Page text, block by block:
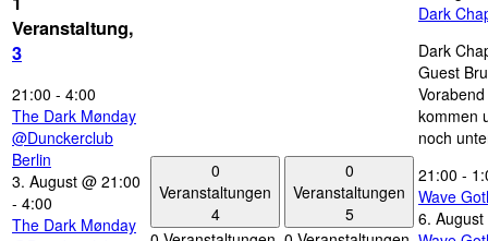
Veranstaltung,
3
21:00 - 4:00
The Dark Mønday
@Dunckerclub
Berlin
3. August @ 21:00
- 4:00
The Dark Mønday
0
Veranstaltungen
4
0
Veranstaltungen
5
Dark
Dark
Guest
kommen
noch
21:00 -
Wave
6.